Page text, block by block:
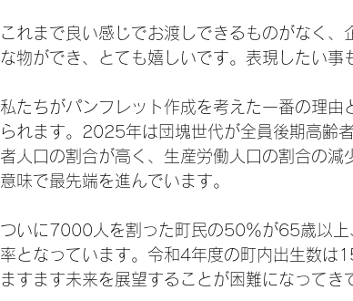
これまで良い感じでお渡しできるものがなく
な物ができ、とても嬉しいです。表現したい事
私たちがパンフレット作成を考えた一番の理
られます。2025年は団塊世代が全員後期高齢
者人口の割合が高く、生産労働人口の割合の
意味で最先端を進んでいます。
ついに7000人を割った町民の50％が65歳以上
率となっています。令和4年度の町内出生数は
ますます未来を展望することが困難になってき